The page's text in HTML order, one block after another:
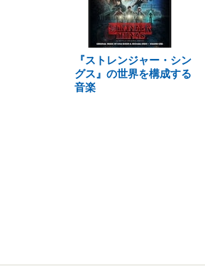
『ストレンジャー・シン
グス』の世界を構成する
音楽